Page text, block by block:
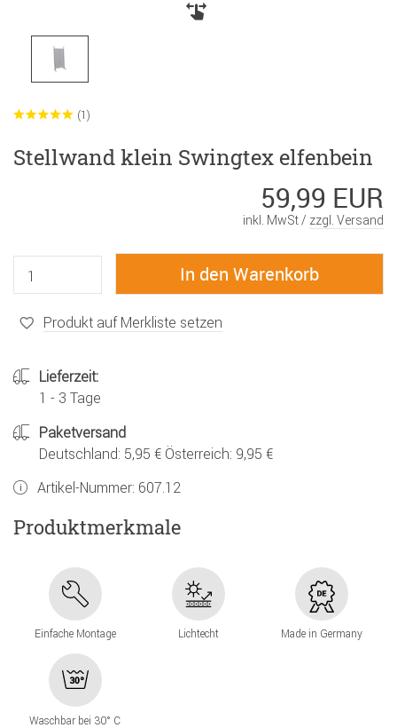
(1)
Stellwand klein Swingtex elfenbein
59,99 EUR
inkl. MwSt / zzgl. Versand
Produkt auf Merkliste setzen
Lieferzeit:
1 - 3 Tage
Paketversand
Deutschland: 5,95 € Österreich: 9,95 €
Artikel-Nummer: 607.12
Produktmerkmale
Einfache Montage Lichtecht Made in Germany
Waschbar bei 30° C